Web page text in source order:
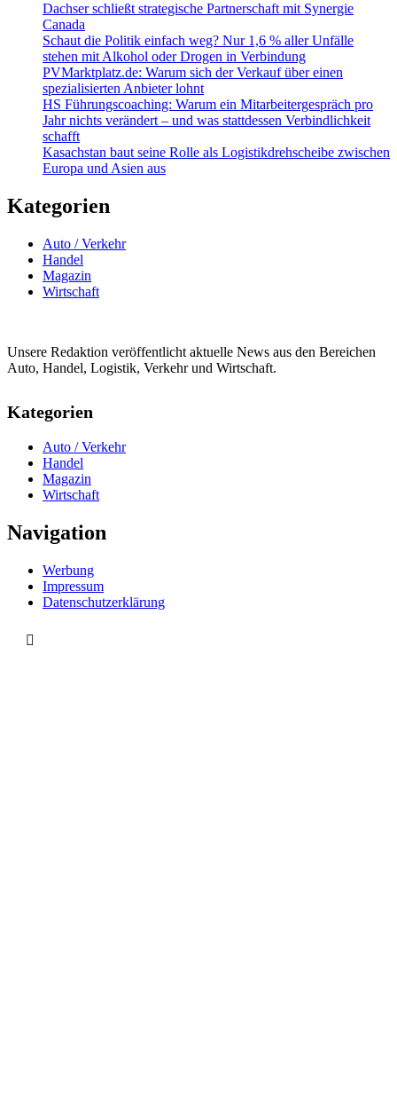
Dachser schließt strategische Partnerschaft mit Synergie
Canada
Schaut die Politik einfach weg? Nur 1,6 % aller Unfälle
stehen mit Alkohol oder Drogen in Verbindung
PVMarktplatz.de: Warum sich der Verkauf über einen
spezialisierten Anbieter lohnt
HS Führungscoaching: Warum ein Mitarbeitergespräch pro
Jahr nichts verändert – und was stattdessen Verbindlichkeit
schafft
Kasachstan baut seine Rolle als Logistikdrehscheibe zwischen
Europa und Asien aus
Kategorien
Auto / Verkehr
Handel
Magazin
Wirtschaft
Unsere Redaktion veröffentlicht aktuelle News aus den Bereichen
Auto, Handel, Logistik, Verkehr und Wirtschaft.
Kategorien
Auto / Verkehr
Handel
Magazin
Wirtschaft
Navigation
Werbung
Impressum
Datenschutzerklärung